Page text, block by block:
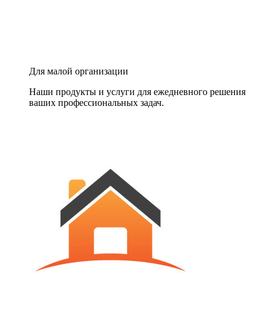
Для малой организации
Наши продукты и услуги для ежедневного решения
ваших профессиональных задач.